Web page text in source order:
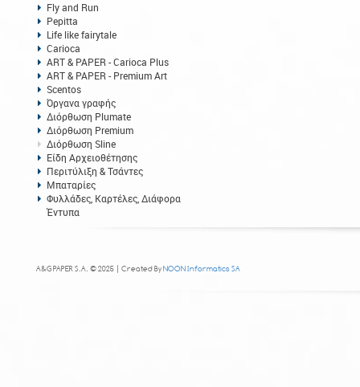
Fly and Run
Pepitta
Life like fairytale
Carioca
ART & PAPER - Carioca Plus
ART & PAPER - Premium Art
Scentos
Όργανα γραφής
Διόρθωση Plumate
Διόρθωση Premium
Διόρθωση Sline
Είδη Αρχειοθέτησης
Περιτύλιξη & Τσάντες
Μπαταρίες
Φυλλάδες, Καρτέλες, Διάφορα
Έντυπα
A&G PAPER S.A. © 2025 | Created ByNOON Informatics SA